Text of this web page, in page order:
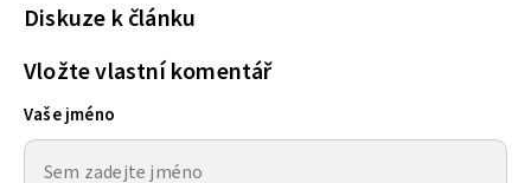
Diskuze k článku
Vložte vlastní komentář
Vaše jméno